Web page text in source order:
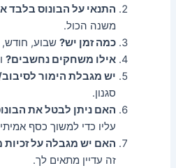
התנאי על הבונוס בלבד
משנה הכול.
כמה זמן יש? שבוע,
אילו משחקים נחשבים?
יש מגבלת הימור
סגנון.
האם ניתן לבטל את
עליו כדי למשוך כסף
האם יש מגבלה על זכיות
זה עדיין מתאים לך.